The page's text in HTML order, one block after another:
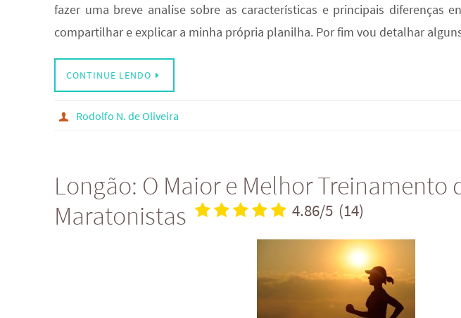
fazer uma breve analise sobre as características e principais diferenças
compartilhar e explicar a minha própria planilha. Por fim vou detalhar
CONTINUE LENDO
Rodolfo N. de Oliveira
Longão: O Maior e Melhor Treinamento
Maratonistas
4.86/5 (14)